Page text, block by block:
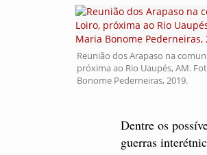
Reunião dos Arapaso na
próxima ao Rio Uaupés, AM.
Bonome Pederneiras, 2019.
Dentre os
guerras